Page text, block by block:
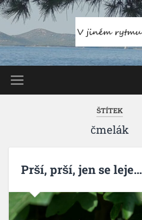
ŠTÍTEK
čmelák
Prší, prší, jen se leje…